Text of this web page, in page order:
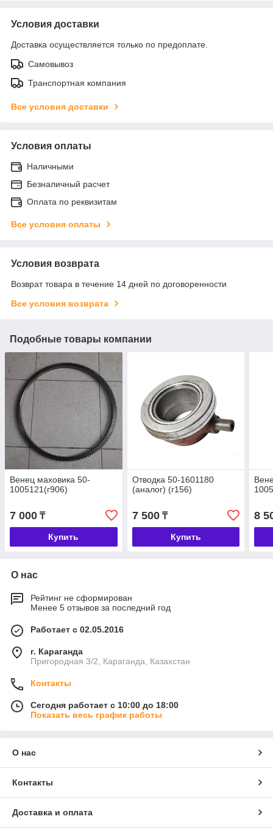
Условия доставки
Доставка осуществляется только по предоплате.
Самовывоз
Транспортная компания
Все условия доставки
Условия оплаты
Наличными
Безналичный расчет
Оплата по реквизитам
Все условия оплаты
Условия возврата
Возврат товара в течение 14 дней по договоренности
Все условия возврата
Подобные товары компании
Венец маховика 50-
1005121(г906)
7 000 ₸
Купить
Отводка 50-1601180
(аналог) (г156)
7 500₸
Купить
8
О нас
Рейтинг не сформирован
Менее 5 отзывов за последний год
Работает с 02.05.2016
г. Караганда
Пригородная 3/2, Караганда, Казахстан
Контакты
Сегодня работает с 10:00 до 18:00
Показать весь график работы
О нас
Контакты
Доставка и оплата